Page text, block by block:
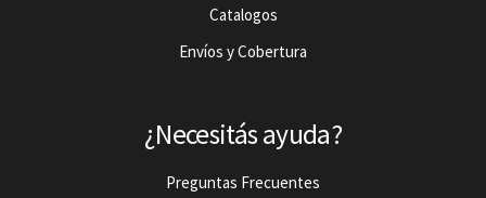
Catalogos
Envíos y Cobertura
¿Necesitás ayuda?
Preguntas Frecuentes